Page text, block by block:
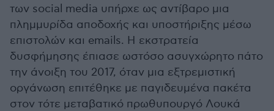
των social media υπήρχε ως αντίβαρο μια
πλημμυρίδα αποδοχής και υποστήριξης μέσω
επιστολών και emails. Η εκστρατεία
δυσφήμησης έπιασε ωστόσο ασυγχώρητο πάτο
την άνοιξη του 2017, όταν μια εξτρεμιστική
οργάνωση επιτέθηκε με παγιδευμένα πακέτα
στον τότε μεταβατικό πρωθυπουργό Λουκά